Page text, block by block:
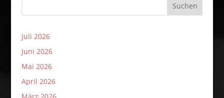
Suchen
Juli 2026
Juni 2026
Mai 2026
April 2026